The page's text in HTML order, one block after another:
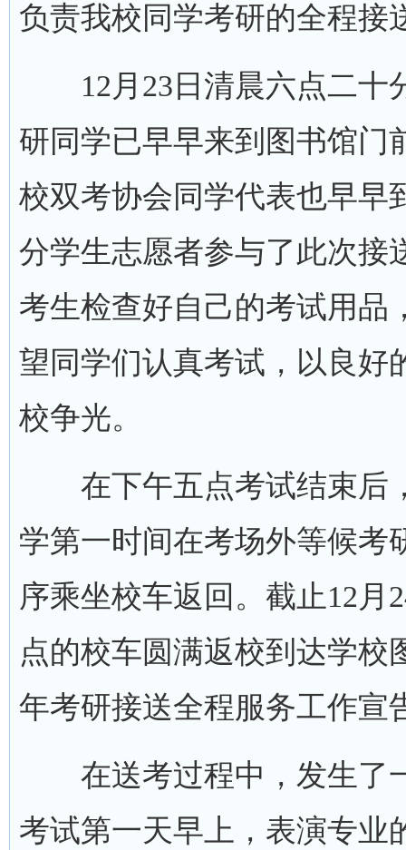
负责我校同学考研的全程接
12月23日清晨六点二十
研同学已早早来到图书馆门
校双考协会同学代表也早早
分学生志愿者参与了此次接
考生检查好自己的考试用品
望同学们认真考试，以良好
校争光。
在下午五点考试结束后
学第一时间在考场外等候考
序乘坐校车返回。截止12月
点的校车圆满返校到达学校
年考研接送全程服务工作宣
在送考过程中，发生了
考试第一天早上，表演专业